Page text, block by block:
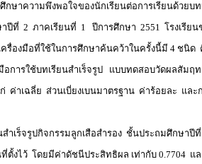
ศึกษาความพึงพอใจของนักเรียนต่อการเรียนด้ว
ปีที่ 2 ภาคเรียนที่ 1 ปีการศึกษา 2551 โรงเรีย
รื่องมือที่ใช้ในการศึกษาค้นคว้าในครั้งนี้มี 4 ช
การใช้บทเรียนสำเร็จรูป แบบทดสอบวัดผลสัมฤท
ค่าเฉลี่ย ส่วนเบี่ยงเบนมาตรฐาน ค่าร้อยละ และ
สำเร็จรูปกิจกรรมลูกเสือสำรอง ชั้นประถมศึ
ตั้งไว้ โดยมีค่าดัชนีประสิทธิผล เท่ากับ 0.7704 แ